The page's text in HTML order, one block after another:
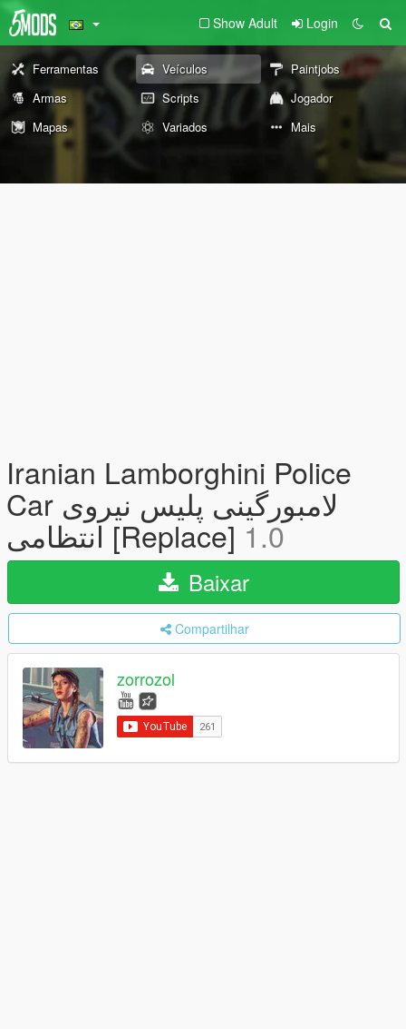
Show Adult Login
Ferramentas Veículos
Paintjobs
Armas
Scripts
Jogador
Mapas
Variados Mais
Iranian Lamborghini Police
Car لامبورگینی پلیس نیروی
انتظامی [Replace] 1.0
Baixar
Compartilhar
zorrozol